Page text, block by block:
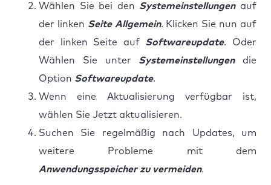
Wählen Sie bei den Systemeinstellungenauf
der linken Seite Allgemein. Klicken Sie nun auf
der linken Seite auf Softwareupdate. Oder
Wählen Sie unter Systemeinstellungendie
Option Softwareupdate.
Wenn eine Aktualisierung verfügbar ist,
wählen Sie Jetzt aktualisieren.
Suchen Sie regelmäßig nach Updates, um
weitere Probleme mit dem
Anwendungsspeicher zu vermeiden.